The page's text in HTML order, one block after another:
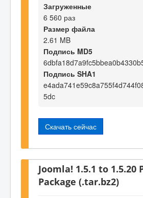
Загруженные
6 560 раз
Размер файла
2.61 MB
Подпись MD5
Подпись SHA1
5dc
Скачать сейчас
Joomla! 1.5.1 to 1.5.20
Package (.tar.bz2)